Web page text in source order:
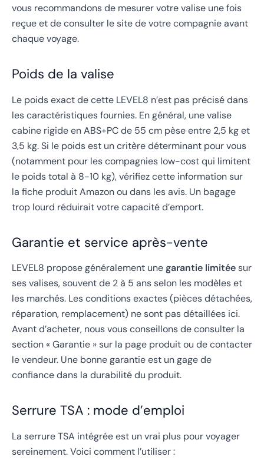
vous recommandons de mesurer votre valise une fois
reçue et de consulter le site de votre compagnie avant
chaque voyage.
Poids de la valise
Le poids exact de cette LEVEL8 n’est pas précisé dans
les caractéristiques fournies. En général, une valise
cabine rigide en ABS+PC de 55 cm pèse entre 2,5 kg et
3,5 kg. Si le poids est un critère déterminant pour vous
(notamment pour les compagnies low-cost qui limitent
le poids total à 8-10 kg), vérifiez cette information sur
la fiche produit Amazon ou dans les avis. Un bagage
trop lourd réduirait votre capacité d’emport.
Garantie et service après-vente
LEVEL8 propose généralement unegarantie limitéesur
ses valises, souvent de 2 à 5 ans selon les modèles et
les marchés. Les conditions exactes (pièces détachées,
réparation, remplacement) ne sont pas détaillées ici.
Avant d’acheter, nous vous conseillons de consulter la
section « Garantie » sur la page produit ou de contacter
le vendeur. Une bonne garantie est un gage de
confiance dans la durabilité du produit.
Serrure TSA : mode d’emploi
La serrure TSA intégrée est un vrai plus pour voyager
sereinement. Voici comment l’utiliser :